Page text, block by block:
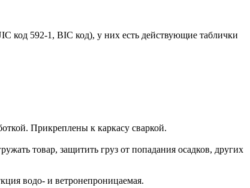
код 592-1, BIC код), у них есть действующие таблички
Прикреплены к каркасу сваркой.
товар, защитить груз от попадания осадков, других
водо- и ветронепроницаемая.